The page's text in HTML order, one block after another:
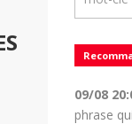
09/08
phrase